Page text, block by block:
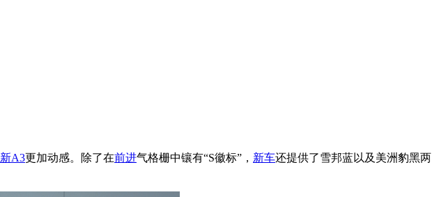
新A3更加动感。除了在前进气格栅中镶有“S徽标”， 新车还提供了雪邦蓝以及美洲豹黑两